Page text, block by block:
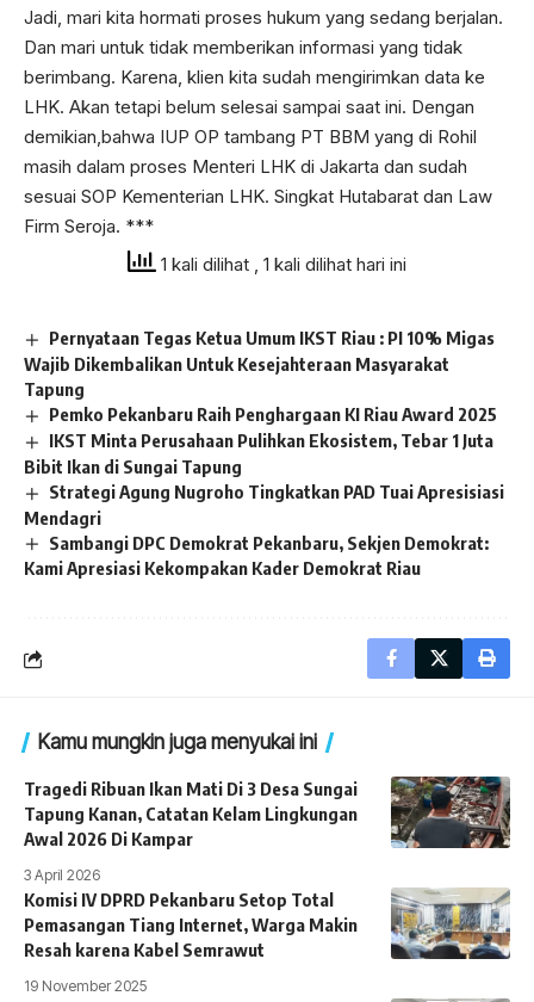
Jadi, mari kita hormati proses hukum yang sedang berjalan.
Dan mari untuk tidak memberikan informasi yang tidak
berimbang. Karena, klien kita sudah mengirimkan data ke
LHK. Akan tetapi belum selesai sampai saat ini. Dengan
demikian,bahwa IUP OP tambang PT BBM yang di Rohil
masih dalam proses Menteri LHK di Jakarta dan sudah
sesuai SOP Kementerian LHK. Singkat Hutabarat dan Law
Firm Seroja. ***
1 kali dilihat
, 1 kali dilihat hari ini
Pernyataan Tegas Ketua Umum IKST Riau : PI 10% Migas
Wajib Dikembalikan Untuk Kesejahteraan Masyarakat
Tapung
Pemko Pekanbaru Raih Penghargaan KI Riau Award 2025
IKST Minta Perusahaan Pulihkan Ekosistem, Tebar 1 Juta
Bibit Ikan di Sungai Tapung
Strategi Agung Nugroho Tingkatkan PAD Tuai Apresisiasi
Mendagri
Sambangi DPC Demokrat Pekanbaru, Sekjen Demokrat:
Kami Apresiasi Kekompakan Kader Demokrat Riau
Kamu mungkin juga menyukai ini
Tragedi Ribuan Ikan Mati Di 3 Desa Sungai
Tapung Kanan, Catatan Kelam Lingkungan
Awal 2026 Di Kampar
3 April 2026
Komisi IV DPRD Pekanbaru Setop Total
Pemasangan Tiang Internet, Warga Makin
Resah karena Kabel Semrawut
19 November 2025